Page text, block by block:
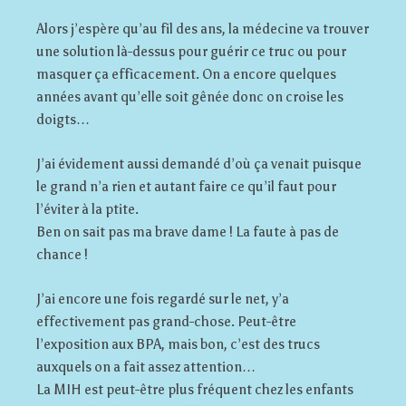
Alors j’espère qu’au fil des ans, la médecine va trouver
une solution là-dessus pour guérir ce truc ou pour
masquer ça efficacement. On a encore quelques
années avant qu’elle soit gênée donc on croise les
doigts…
J’ai évidement aussi demandé d’où ça venait puisque
le grand n’a rien et autant faire ce qu’il faut pour
l’éviter à la ptite.
Ben on sait pas ma brave dame ! La faute à pas de
chance !
J’ai encore une fois regardé sur le net, y’a
effectivement pas grand-chose. Peut-être
l’exposition aux BPA, mais bon, c’est des trucs
auxquels on a fait assez attention…
La MIH est peut-être plus fréquent chez les enfants